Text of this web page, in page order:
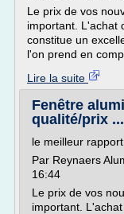
Le prix de vos
important. L'achat
constitue un
l'on prend en
Lire la suite
Fenêtre
qualité/prix ...
le meilleur
Par Reynaers
16:44
Le prix de vos
important.